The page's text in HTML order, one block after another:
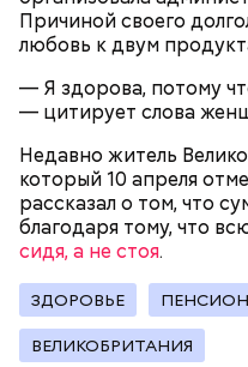
Причиной своего
любовь к двум
— Я здорова, потому
— цитирует слова
Недавно житель
который 10 апреля
рассказал о том, что
благодаря тому, что
сидя, а не стоя.
ЗДОРОВЬЕ
ВЕЛИКОБРИТАНИЯ
— Кабачки, порезанные
обжарить на
петрушки, чеснок,
Получается очень
Копылов.
с сахарным диабетом;
лишним весом.
подчеркнула доктор.